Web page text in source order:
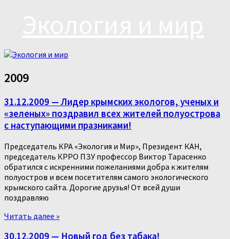
2009
31.12.2009 — Лидер крымских экологов, ученых и
«зеленых» поздравил всех жителей полуострова
с наступающими празниками!
Председатель КРА «Экология и Мир», Президент КАН,
председатель КРРО ПЗУ профессор Виктор Тарасенко
обратился с искренними пожеланиями добра к жителям
полуостров и всем посетителям самого экологического
крымского сайта. Дорогие друзья! От всей души
поздравляю
Читать далее »
30.12.2009 — Новый год без табака!